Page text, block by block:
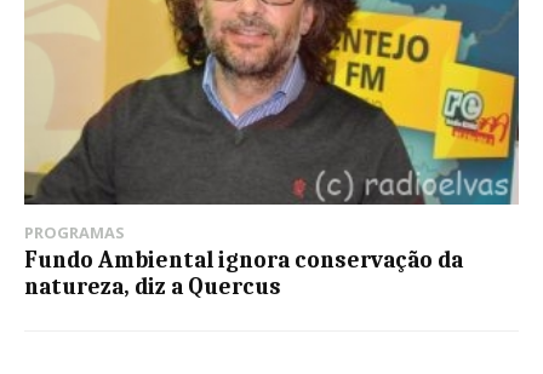
PROGRAMAS
Fundo Ambiental ignora conservação da
natureza, diz a Quercus